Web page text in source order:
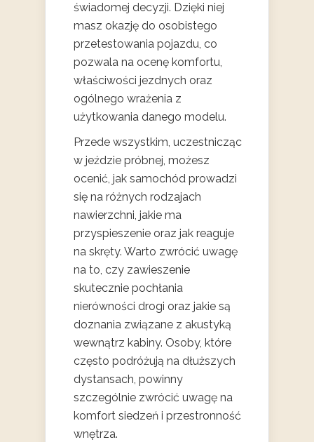
świadomej decyzji. Dzięki niej
masz okazję do osobistego
przetestowania pojazdu, co
pozwala na ocenę komfortu,
właściwości jezdnych oraz
ogólnego wrażenia z
użytkowania danego modelu.
Przede wszystkim, uczestnicząc
w jeździe próbnej, możesz
ocenić, jak samochód prowadzi
się na różnych rodzajach
nawierzchni, jakie ma
przyspieszenie oraz jak reaguje
na skręty. Warto zwrócić uwagę
na to, czy zawieszenie
skutecznie pochłania
nierówności drogi oraz jakie są
doznania związane z akustyką
wewnątrz kabiny. Osoby, które
często podróżują na dłuższych
dystansach, powinny
szczególnie zwrócić uwagę na
komfort siedzeń i przestronność
wnętrza.